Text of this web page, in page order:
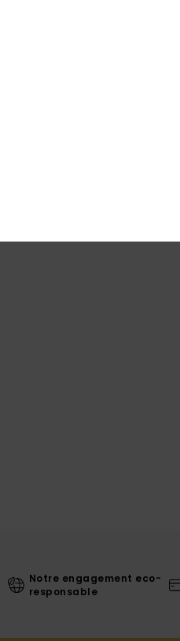
Notre engagement eco-
responsable